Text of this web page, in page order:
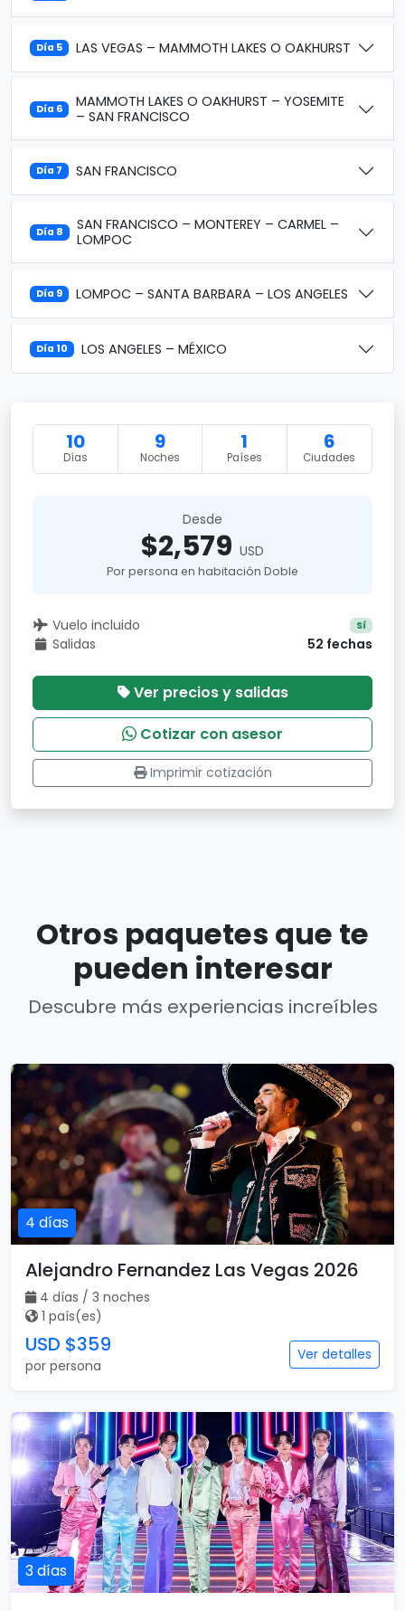
Día 5 LAS VEGAS – MAMMOTH LAKES O OAKHURST
Día 6
MAMMOTH LAKES O OAKHURST – YOSEMITE
– SAN FRANCISCO
Día 7 SAN FRANCISCO
Día 8
SAN FRANCISCO – MONTEREY – CARMEL –
LOMPOC
Día 9 LOMPOC – SANTA BARBARA – LOS ANGELES
Día 10 LOS ANGELES – MÉXICO
10
Días
9
Noches
1
Países
6
Ciudades
Desde
$2,579 USD
Por persona en habitación Doble
Vuelo incluido Sí
Salidas 52 fechas
Ver precios y salidas
Cotizar con asesor
Imprimir cotización
Otros paquetes que te
pueden interesar
Descubre más experiencias increíbles
4 días
Alejandro Fernandez Las Vegas 2026
4 días / 3 noches
1 país(es)
USD $359
por persona
Ver detalles
3 días